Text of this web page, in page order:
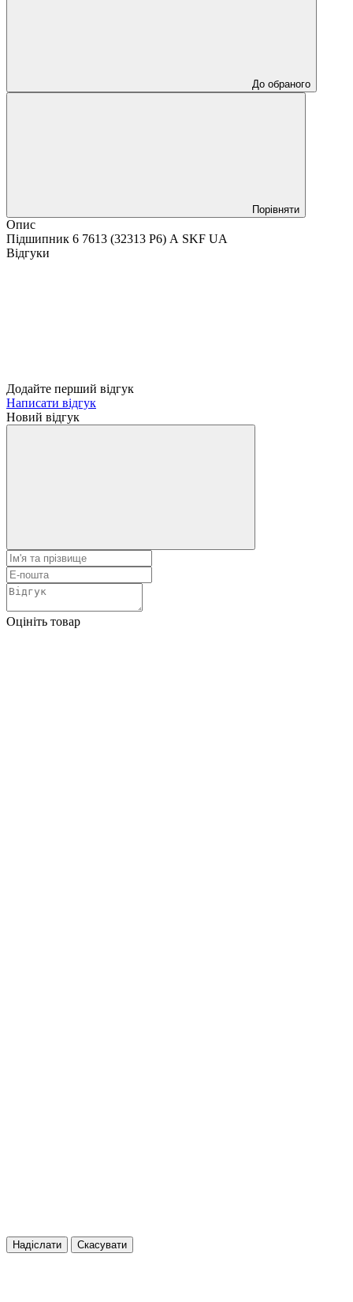
До обраного
Порівняти
Опис
Підшипник 6 7613 (32313 P6) А SKF UA
Відгуки
Додайте перший відгук
Написати відгук
Новий відгук
Оцініть товар
Надіслати Скасувати